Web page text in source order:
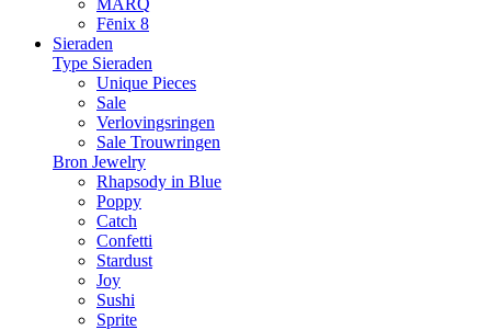
MARQ
Fēnix 8
Sieraden
Type Sieraden
Unique Pieces
Sale
Verlovingsringen
Sale Trouwringen
Bron Jewelry
Rhapsody in Blue
Poppy
Catch
Confetti
Stardust
Joy
Sushi
Sprite